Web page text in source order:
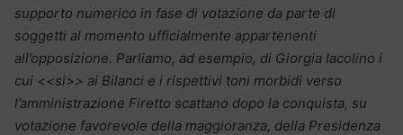
supporto numerico in fase di votazione da parte di
soggetti al momento ufficialmente appartenenti
all’opposizione. Parliamo, ad esempio, di Giorgia Iacolino i
cui <<si>> ai Bilanci e i rispettivi toni morbidi verso
l’amministrazione Firetto scattano dopo la conquista, su
votazione favorevole della maggioranza, della Presidenza